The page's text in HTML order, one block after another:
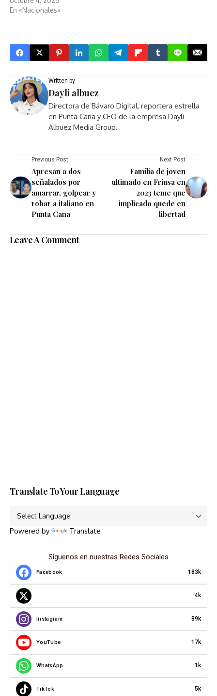
En «Nacionales»
Written by
Dayli albuez
Directora de Bávaro Digital, reportera estrella
en Punta Cana y CEO de la empresa Dayli
Albuez Media Group.
Previous Post
Apresan a dos
señalados por
amarrar, golpear y
robar a italiano en
Punta Cana
Next Post
Familia de joven
ultimado en Friusa en
2023 teme que
implicado quede en
libertad
Leave A Comment
Translate To Your Language
Powered by Translate
Síguenos en nuestras Redes Sociales
Facebook 183k
4k
Instagram 89k
YouTube 17k
WhatsApp 1k
TikTok 5k